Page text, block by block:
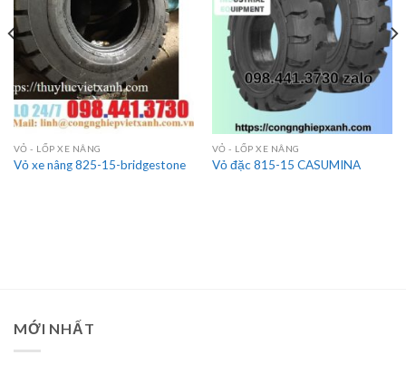
VỎ - LỐP XE NÂNG
Vỏ xe nâng 825-15-bridgestone
VỎ - LỐP XE NÂNG
Vỏ đặc 815-15 CASUMINA
MỚI NHẤT